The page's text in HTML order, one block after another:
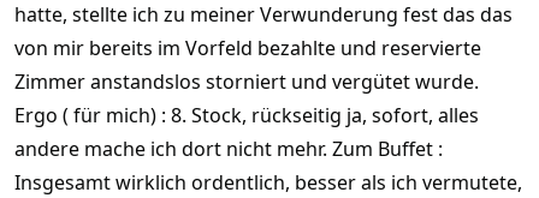
hatte, stellte ich zu meiner Verwunderung fest das das
von mir bereits im Vorfeld bezahlte und reservierte
Zimmer anstandslos storniert und vergütet wurde.
Ergo ( für mich) : 8. Stock, rückseitig ja, sofort, alles
andere mache ich dort nicht mehr. Zum Buffet :
Insgesamt wirklich ordentlich, besser als ich vermutete,